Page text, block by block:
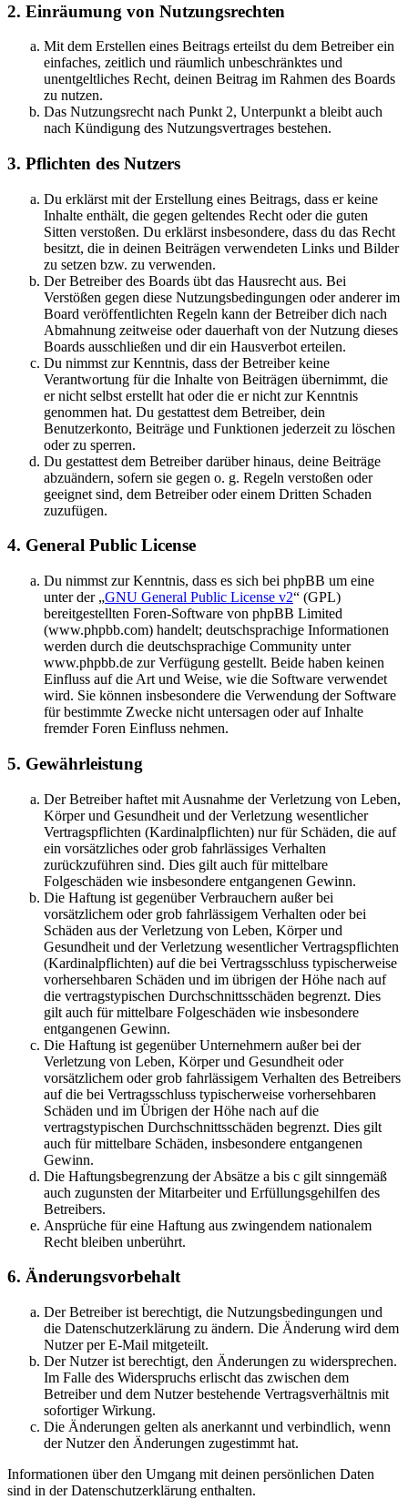
2. Einräumung von Nutzungsrechten
Mit dem Erstellen eines Beitrags erteilst du dem Betreiber ein
einfaches, zeitlich und räumlich unbeschränktes und
unentgeltliches Recht, deinen Beitrag im Rahmen des Boards
zu nutzen.
Das Nutzungsrecht nach Punkt 2, Unterpunkt a bleibt auch
nach Kündigung des Nutzungsvertrages bestehen.
3. Pflichten des Nutzers
Du erklärst mit der Erstellung eines Beitrags, dass er keine
Inhalte enthält, die gegen geltendes Recht oder die guten
Sitten verstoßen. Du erklärst insbesondere, dass du das Recht
besitzt, die in deinen Beiträgen verwendeten Links und Bilder
zu setzen bzw. zu verwenden.
Der Betreiber des Boards übt das Hausrecht aus. Bei
Verstößen gegen diese Nutzungsbedingungen oder anderer im
Board veröffentlichten Regeln kann der Betreiber dich nach
Abmahnung zeitweise oder dauerhaft von der Nutzung dieses
Boards ausschließen und dir ein Hausverbot erteilen.
Du nimmst zur Kenntnis, dass der Betreiber keine
Verantwortung für die Inhalte von Beiträgen übernimmt, die
er nicht selbst erstellt hat oder die er nicht zur Kenntnis
genommen hat. Du gestattest dem Betreiber, dein
Benutzerkonto, Beiträge und Funktionen jederzeit zu löschen
oder zu sperren.
Du gestattest dem Betreiber darüber hinaus, deine Beiträge
abzuändern, sofern sie gegen o. g. Regeln verstoßen oder
geeignet sind, dem Betreiber oder einem Dritten Schaden
zuzufügen.
4. General Public License
Du nimmst zur Kenntnis, dass es sich bei phpBB um eine
unter der „GNU General Public License v2“ (GPL)
bereitgestellten Foren-Software von phpBB Limited
(www.phpbb.com) handelt; deutschsprachige Informationen
werden durch die deutschsprachige Community unter
www.phpbb.de zur Verfügung gestellt. Beide haben keinen
Einfluss auf die Art und Weise, wie die Software verwendet
wird. Sie können insbesondere die Verwendung der Software
für bestimmte Zwecke nicht untersagen oder auf Inhalte
fremder Foren Einfluss nehmen.
5. Gewährleistung
Der Betreiber haftet mit Ausnahme der Verletzung von Leben,
Körper und Gesundheit und der Verletzung wesentlicher
Vertragspflichten (Kardinalpflichten) nur für Schäden, die auf
ein vorsätzliches oder grob fahrlässiges Verhalten
zurückzuführen sind. Dies gilt auch für mittelbare
Folgeschäden wie insbesondere entgangenen Gewinn.
Die Haftung ist gegenüber Verbrauchern außer bei
vorsätzlichem oder grob fahrlässigem Verhalten oder bei
Schäden aus der Verletzung von Leben, Körper und
Gesundheit und der Verletzung wesentlicher Vertragspflichten
(Kardinalpflichten) auf die bei Vertragsschluss typischerweise
vorhersehbaren Schäden und im übrigen der Höhe nach auf
die vertragstypischen Durchschnittsschäden begrenzt. Dies
gilt auch für mittelbare Folgeschäden wie insbesondere
entgangenen Gewinn.
Die Haftung ist gegenüber Unternehmern außer bei der
Verletzung von Leben, Körper und Gesundheit oder
vorsätzlichem oder grob fahrlässigem Verhalten des Betreibers
auf die bei Vertragsschluss typischerweise vorhersehbaren
Schäden und im Übrigen der Höhe nach auf die
vertragstypischen Durchschnittsschäden begrenzt. Dies gilt
auch für mittelbare Schäden, insbesondere entgangenen
Gewinn.
Die Haftungsbegrenzung der Absätze a bis c gilt sinngemäß
auch zugunsten der Mitarbeiter und Erfüllungsgehilfen des
Betreibers.
Ansprüche für eine Haftung aus zwingendem nationalem
Recht bleiben unberührt.
6. Änderungsvorbehalt
Der Betreiber ist berechtigt, die Nutzungsbedingungen und
die Datenschutzerklärung zu ändern. Die Änderung wird dem
Nutzer per E-Mail mitgeteilt.
Der Nutzer ist berechtigt, den Änderungen zu widersprechen.
Im Falle des Widerspruchs erlischt das zwischen dem
Betreiber und dem Nutzer bestehende Vertragsverhältnis mit
sofortiger Wirkung.
Die Änderungen gelten als anerkannt und verbindlich, wenn
der Nutzer den Änderungen zugestimmt hat.
Informationen über den Umgang mit deinen persönlichen Daten
sind in der Datenschutzerklärung enthalten.